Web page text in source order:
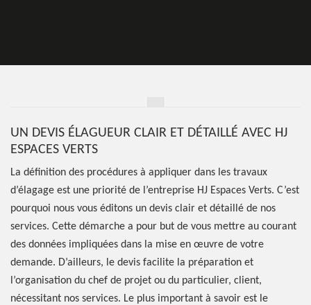
UN DEVIS ÉLAGUEUR CLAIR ET DÉTAILLÉ AVEC HJ
ESPACES VERTS
La définition des procédures à appliquer dans les travaux
d’élagage est une priorité de l’entreprise HJ Espaces Verts. C’est
pourquoi nous vous éditons un devis clair et détaillé de nos
services. Cette démarche a pour but de vous mettre au courant
des données impliquées dans la mise en œuvre de votre
demande. D’ailleurs, le devis facilite la préparation et
l’organisation du chef de projet ou du particulier, client,
nécessitant nos services. Le plus important à savoir est le